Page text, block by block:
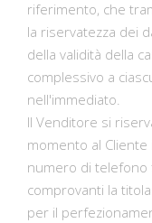
riferimento, che
la riservatezza dei
della validità della
complessivo a
nell'immediato.
Il Venditore si
momento al
numero di telefono
comprovanti la
per il